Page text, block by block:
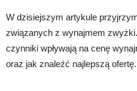
W dzisiejszym artykule
związanych z wynajmem
czynniki wpływają na cenę
oraz jak znaleźć najlepszą ofertę.